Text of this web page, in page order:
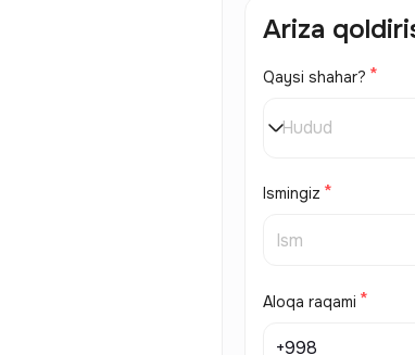
Ariza
Qaysi shahar?
Hudud
Ismingiz
Aloqa raqami